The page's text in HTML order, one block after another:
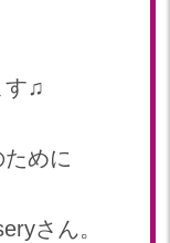
す♫
めに
さん。